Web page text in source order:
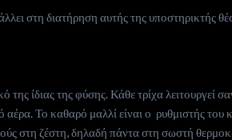
στη διατήρηση αυτής της υποστηρικτής
της ίδιας της φύσης. Κάθε τρίχα λειτουργεί
Το καθαρό μαλλί είναι ο ρυθμιστής του
στη ζέστη, δηλαδή πάντα στη σωστή